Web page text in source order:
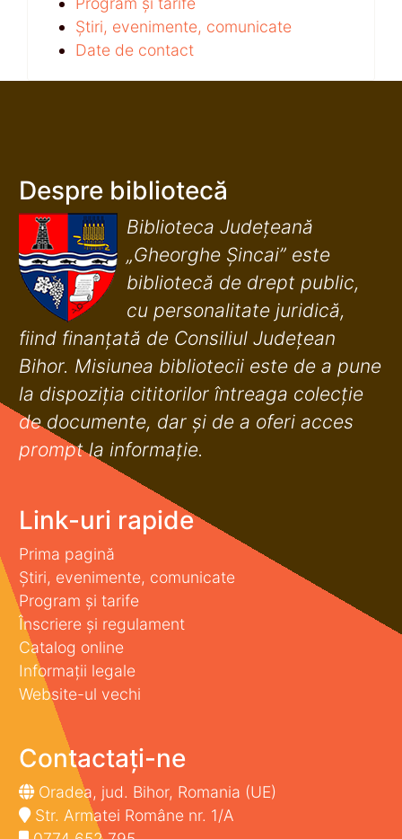
Știri, evenimente, comunicate
Date de contact
Despre bibliotecă
Biblioteca Județeană
„Gheorghe Șincai” este
bibliotecă de drept public,
cu personalitate juridică,
fiind finanţată de Consiliul Judeţean
Bihor. Misiunea bibliotecii este de a pune
la dispoziţia cititorilor întreaga colecţie
de documente, dar şi de a oferi acces
prompt la informaţie.
Link-uri rapide
Prima pagină
Știri, evenimente, comunicate
Program și tarife
Înscriere și regulament
Catalog online
Informații legale
Website-ul vechi
Contactați-ne
Oradea, jud. Bihor, Romania (UE)
Str. Armatei Române nr. 1/A